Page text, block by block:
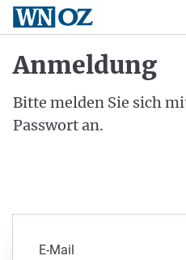
Anmeldung
Bitte melden Sie sich
Passwort an.
E-Mail